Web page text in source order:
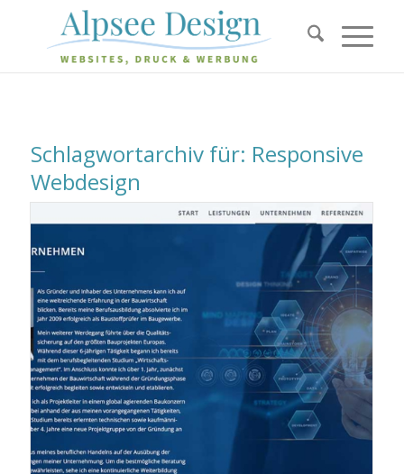
Schlagwortarchiv für: Responsive
Webdesign